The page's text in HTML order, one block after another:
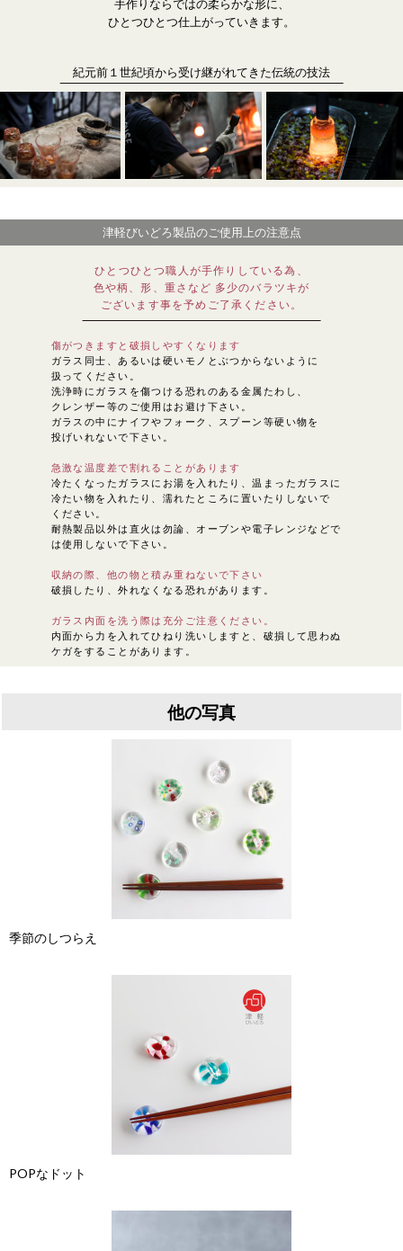
手作りならではの柔らかな形に、
ひとつひとつ仕上がっていきます。
紀元前１世紀頃から受け継がれてきた伝統の技法
津軽びいどろ製品のご使用上の注意点
ひとつひとつ職人が手作りしている為、
色や柄、形、重さなど 多少のバラツキが
ございます事を予めご了承ください。
傷がつきますと破損しやすくなります
ガラス同士、あるいは硬いモノとぶつからないように
扱ってください。
洗浄時にガラスを傷つける恐れのある金属たわし、
クレンザー等のご使用はお避け下さい。
ガラスの中にナイフやフォーク、スプーン等硬い物を
投げいれないで下さい。
急激な温度差で割れることがあります
冷たくなったガラスにお湯を入れたり、温まったガラスに
冷たい物を入れたり、濡れたところに置いたりしないで
ください。
耐熱製品以外は直火は勿論、オーブンや電子レンジなどで
は使用しないで下さい。
収納の際、他の物と積み重ねないで下さい
破損したり、外れなくなる恐れがあります。
ガラス内面を洗う際は充分ご注意ください。
内面から力を入れてひねり洗いしますと、破損して思わぬ
ケガをすることがあります。
他の写真
季節のしつらえ
POPなドット